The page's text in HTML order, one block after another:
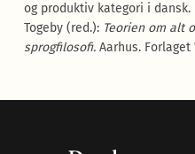
og produktiv kategori i dansk.
Togeby (red.): Teorien om alt
sprogfilosofi. Aarhus. Forlaget